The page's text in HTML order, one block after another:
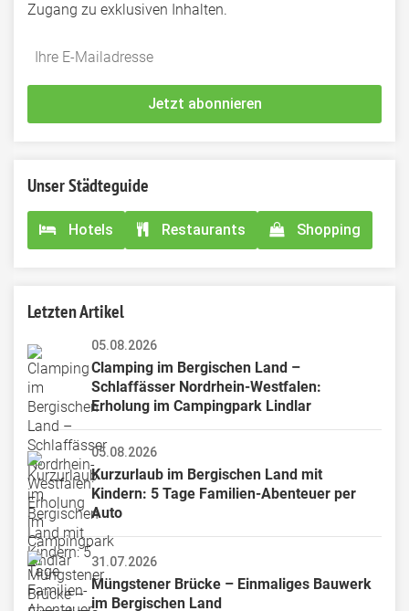
Zugang zu exklusiven Inhalten.
Do
*Ihre
Jetzt abonnieren
Unser Städteguide
Hotels Restaurants Shopping
Letzten Artikel
05.08.2026
Clamping im Bergischen Land –
Schlaffässer Nordrhein-Westfalen:
Erholung im Campingpark Lindlar
05.08.2026
Kurzurlaub im Bergischen Land mit
Kindern: 5 Tage Familien-Abenteuer per
Auto
31.07.2026
Müngstener Brücke – Einmaliges Bauwerk
im Bergischen Land